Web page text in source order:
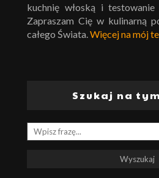
kuchnię włoską i
Zapraszam Cię w kulinarną
całego Świata. Więcej na mój
Szukaj na